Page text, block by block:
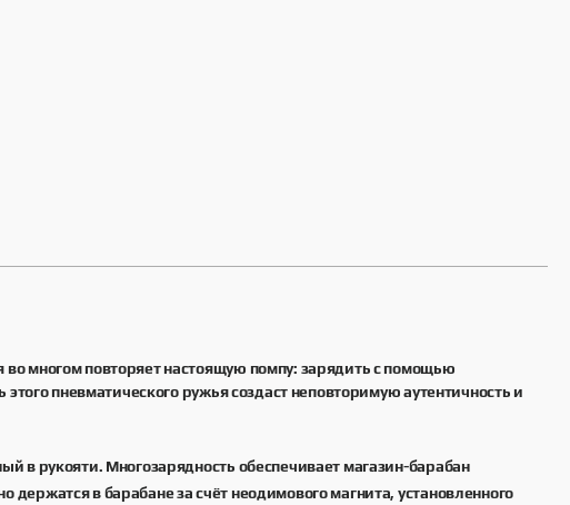
многом повторяет настоящую помпу: зарядить с помощью
пневматического ружья создаст неповторимую аутентичность и
в рукояти. Многозарядность обеспечивает магазин-барабан
в барабане за счёт неодимового магнита, установленного